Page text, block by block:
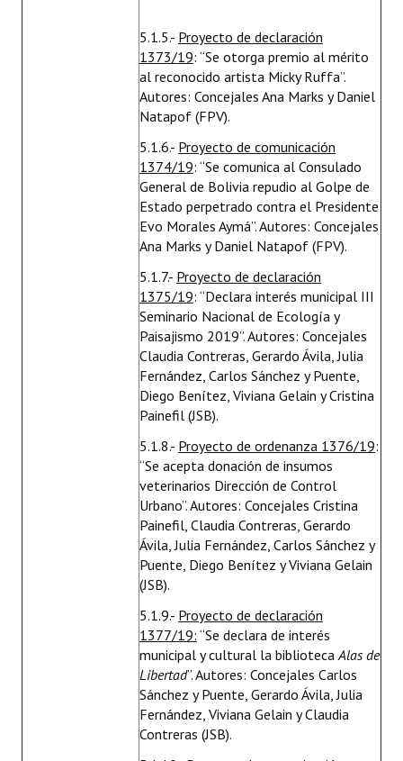
5.1.5.- Proyecto de declaración
1373/19: “Se otorga premio al mérito
al reconocido artista Micky Ruffa”.
Autores: Concejales Ana Marks y Daniel
Natapof (FPV).
5.1.6.- Proyecto de comunicación
1374/19: “Se comunica al Consulado
General de Bolivia repudio al Golpe de
Estado perpetrado contra el Presidente
Evo Morales Aymá”. Autores: Concejales
Ana Marks y Daniel Natapof (FPV).
5.1.7.- Proyecto de declaración
1375/19: “Declara interés municipal III
Seminario Nacional de Ecología y
Paisajismo 2019”. Autores: Concejales
Claudia Contreras, Gerardo Ávila, Julia
Fernández, Carlos Sánchez y Puente,
Diego Benítez, Viviana Gelain y Cristina
Painefil (JSB).
5.1.8.- Proyecto de ordenanza 1376/19:
“Se acepta donación de insumos
veterinarios Dirección de Control
Urbano”. Autores: Concejales Cristina
Painefil, Claudia Contreras, Gerardo
Ávila, Julia Fernández, Carlos Sánchez y
Puente, Diego Benítez y Viviana Gelain
(JSB).
5.1.9.- Proyecto de declaración
1377/19: “Se declara de interés
municipal y cultural la bibliotecaAlas de
Libertad”. Autores: Concejales Carlos
Sánchez y Puente, Gerardo Ávila, Julia
Fernández, Viviana Gelain y Claudia
Contreras (JSB).